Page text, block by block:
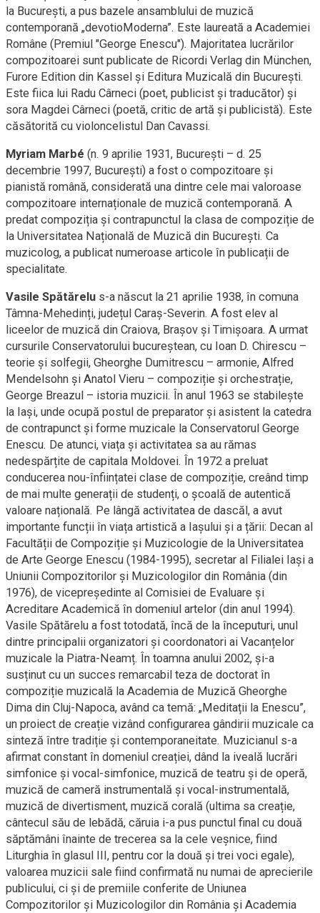
la București, a pus bazele ansamblului de muzică
contemporană „devotioModerna”. Este laureată a Academiei
Române (Premiul "George Enescu"). Majoritatea lucrărilor
compozitoarei sunt publicate de Ricordi Verlag din München,
Furore Edition din Kassel și Editura Muzicală din București.
Este fiica lui Radu Cârneci (poet, publicist și traducător) și
sora Magdei Cârneci (poetă, critic de artă și publicistă). Este
căsătorită cu violoncelistul Dan Cavassi.
Myriam Marbé (n. 9 aprilie 1931, București – d. 25
decembrie 1997, București) a fost o compozitoare și
pianistă română, considerată una dintre cele mai valoroase
compozitoare internaționale de muzică contemporană. A
predat compoziția și contrapunctul la clasa de compoziție de
la Universitatea Națională de Muzică din București. Ca
muzicolog, a publicat numeroase articole în publicații de
specialitate.
Vasile Spătărelu s-a născut la 21 aprilie 1938, în comuna
Tâmna-Mehedinți, județul Caraș-Severin. A fost elev al
liceelor de muzică din Craiova, Brașov și Timișoara. A urmat
cursurile Conservatorului bucureștean, cu Ioan D. Chirescu –
teorie și solfegii, Gheorghe Dumitrescu – armonie, Alfred
Mendelsohn și Anatol Vieru – compoziție și orchestrație,
George Breazul – istoria muzicii. În anul 1963 se stabilește
la Iași, unde ocupă postul de preparator și asistent la catedra
de contrapunct și forme muzicale la Conservatorul George
Enescu. De atunci, viața și activitatea sa au rămas
nedespărțite de capitala Moldovei. În 1972 a preluat
conducerea nou-înființatei clase de compoziție, creând timp
de mai multe generații de studenți, o școală de autentică
valoare națională. Pe lângă activitatea de dascăl, a avut
importante funcții în viața artistică a Iașului și a țării: Decan al
Facultății de Compoziție și Muzicologie de la Universitatea
de Arte George Enescu (1984-1995), secretar al Filialei Iași a
Uniunii Compozitorilor și Muzicologilor din România (din
1976), de vicepreședinte al Comisiei de Evaluare și
Acreditare Academică în domeniul artelor (din anul 1994).
Vasile Spătărelu a fost totodată, încă de la începuturi, unul
dintre principalii organizatori și coordonatori ai Vacanțelor
muzicale la Piatra-Neamț. În toamna anului 2002, și-a
susținut cu un succes remarcabil teza de doctorat în
compoziție muzicală la Academia de Muzică Gheorghe
Dima din Cluj-Napoca, având ca temă: „Meditații la Enescu”,
un proiect de creație vizând configurarea gândirii muzicale ca
sinteză între tradiție și contemporaneitate. Muzicianul s-a
afirmat constant în domeniul creației, dând la iveală lucrări
simfonice și vocal-simfonice, muzică de teatru și de operă,
muzică de cameră instrumentală și vocal-instrumentală,
muzică de divertisment, muzică corală (ultima sa creație,
cântecul său de lebădă, căruia i-a pus punctul final cu două
săptămâni înainte de trecerea sa la cele veșnice, fiind
Liturghia în glasul III, pentru cor la două și trei voci egale),
valoarea muzicii sale fiind confirmată nu numai de aprecierile
publicului, ci și de premiile conferite de Uniunea
Compozitorilor și Muzicologilor din România și Academia